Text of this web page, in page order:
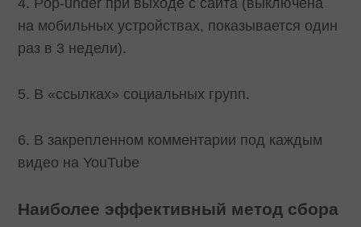
на мобильных устройствах, показывается один
раз в 3 недели).
5. В «ссылках» социальных групп.
6. В закрепленном комментарии под каждым
видео на YouTube
Наиболее эффективный метод сбора